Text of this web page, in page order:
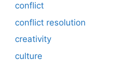
conflict
conflict resolution
creativity
culture